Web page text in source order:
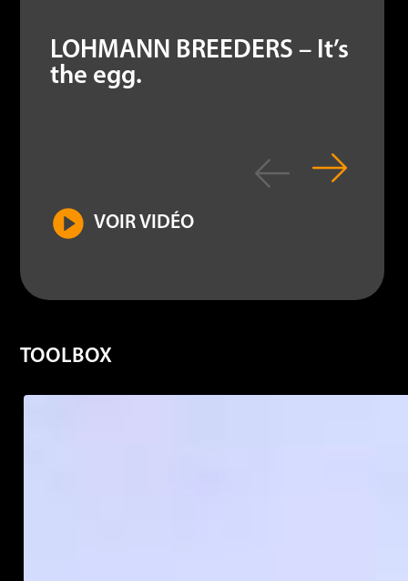
LOHMANN BREEDERS – It’s
the egg.
VOIR VIDÉO
TOOLBOX